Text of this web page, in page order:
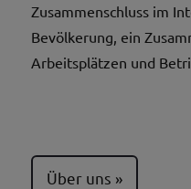
Zusammenschluss im
Bevölkerung, ein
Arbeitsplätzen und
Über uns